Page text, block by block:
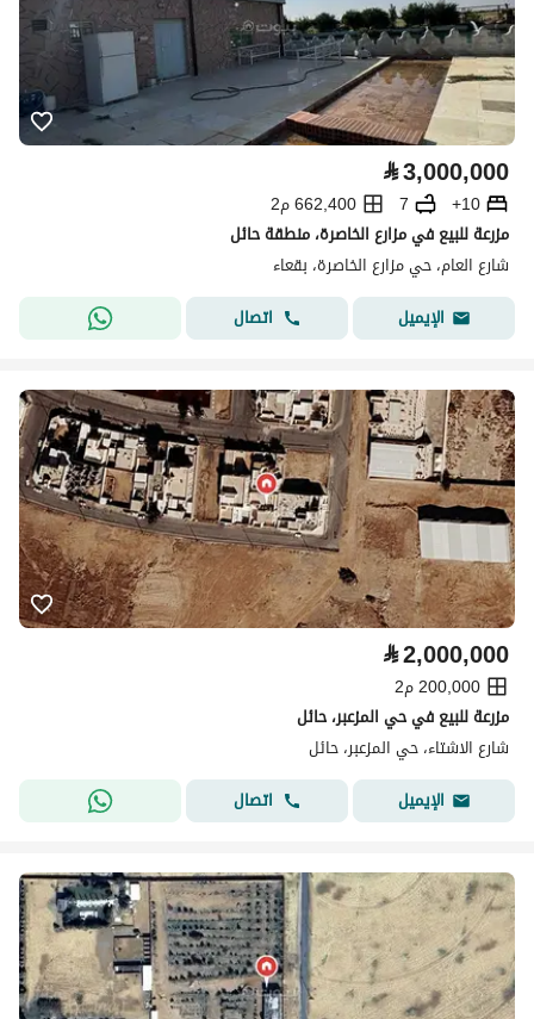
⃁3,000,000
10+
7
662,400 م2
مزرعة للبيع في مزارع الخاصرة، منطقة حائل
شارع العام، حي مزارع الخاصرة، بقعاء
الإيميل
اتصال
⃁2,000,000
200,000 م2
مزرعة للبيع في حي المزعبر، حائل
شارع الاشتاء، حي المزعبر، حائل
الإيميل
اتصال